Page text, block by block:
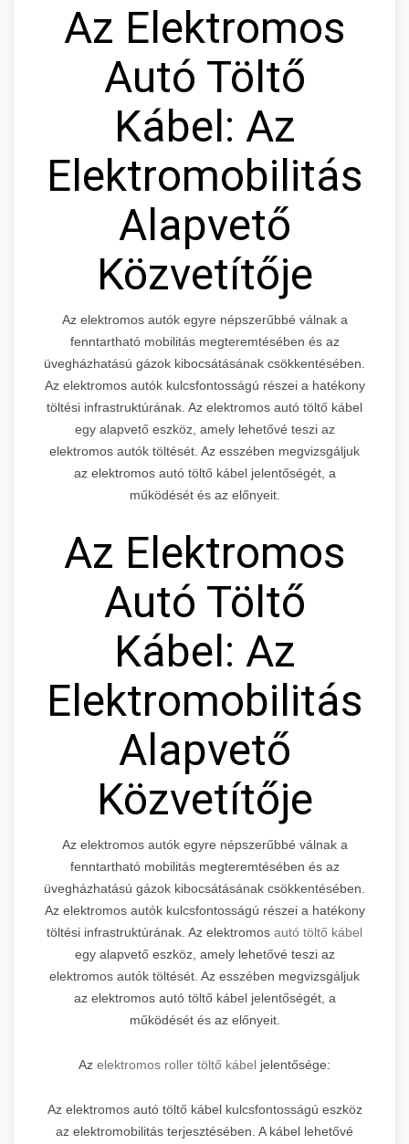
Az Elektromos
Autó Töltő
Kábel: Az
Elektromobilitás
Alapvető
Közvetítője
Az elektromos autók egyre népszerűbbé válnak a
fenntartható mobilitás megteremtésében és az
üvegházhatású gázok kibocsátásának csökkentésében.
Az elektromos autók kulcsfontosságú részei a hatékony
töltési infrastruktúrának. Az elektromos autó töltő kábel
egy alapvető eszköz, amely lehetővé teszi az
elektromos autók töltését. Az esszében megvizsgáljuk
az elektromos autó töltő kábel jelentőségét, a
működését és az előnyeit.
Az Elektromos
Autó Töltő
Kábel: Az
Elektromobilitás
Alapvető
Közvetítője
Az elektromos autók egyre népszerűbbé válnak a
fenntartható mobilitás megteremtésében és az
üvegházhatású gázok kibocsátásának csökkentésében.
Az elektromos autók kulcsfontosságú részei a hatékony
töltési infrastruktúrának. Az elektromos autó töltő kábel
egy alapvető eszköz, amely lehetővé teszi az
elektromos autók töltését. Az esszében megvizsgáljuk
az elektromos autó töltő kábel jelentőségét, a
működését és az előnyeit.
Az elektromos roller töltő kábel jelentősége:
Az elektromos autó töltő kábel kulcsfontosságú eszköz
az elektromobilitás terjesztésében. A kábel lehetővé